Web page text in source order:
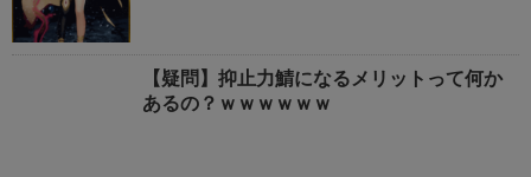
【疑問】抑止力鯖になるメリットって何か
あるの？ｗｗｗｗｗｗ